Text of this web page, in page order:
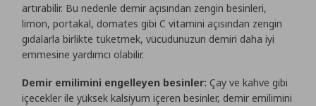
artırabilir. Bu nedenle demir açısından zengin besinleri,
limon, portakal, domates gibi C vitamini açısından zengin
gıdalarla birlikte tüketmek, vücudunuzun demiri daha iyi
emmesine yardımcı olabilir.
Demir emilimini engelleyen besinler: Çay ve kahve gibi
içecekler ile yüksek kalsiyum içeren besinler, demir emilimini